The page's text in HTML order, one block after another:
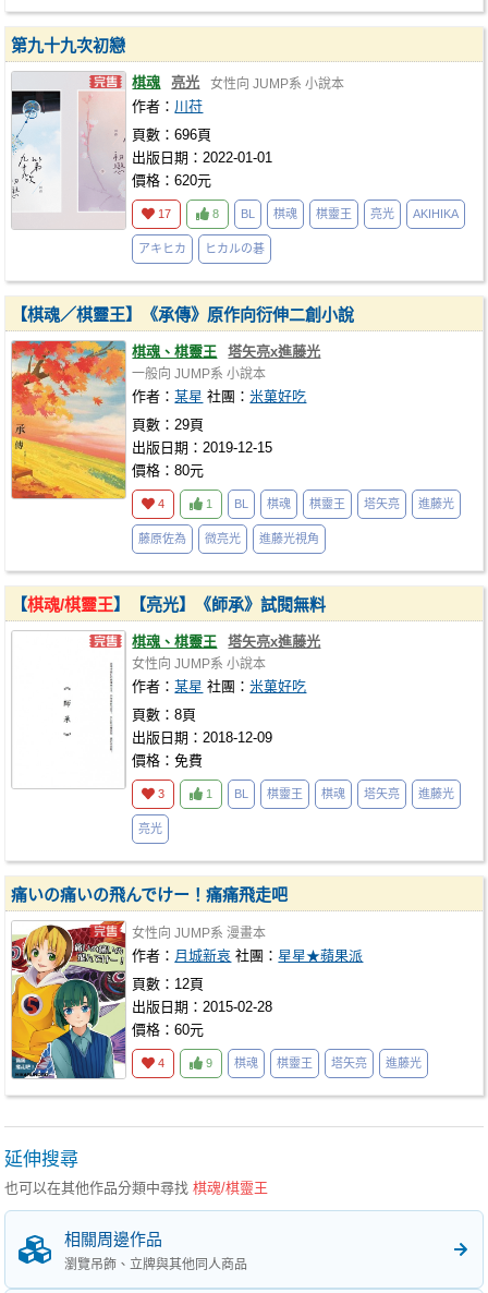
第九十九次初戀
棋魂 亮光 女性向 JUMP系 小說本
作者： 川苻
頁數：696頁
出版日期：2022-01-01
價格：620元
17 8 BL 棋魂 棋靈王 亮光 AKIHIKA
アキヒカ ヒカルの碁
【棋魂／棋靈王】《承傳》原作向衍伸二創小說
棋魂、棋靈王 塔矢亮x進藤光
一般向 JUMP系 小說本
作者：某星 社團：米菓好吃
頁數：29頁
出版日期：2019-12-15
價格：80元
4 1 BL 棋魂 棋靈王 塔矢亮 進藤光
藤原佐為 微亮光 進藤光視角
【棋魂/棋靈王】【亮光】《師承》試閱無料
棋魂、棋靈王 塔矢亮x進藤光
女性向 JUMP系 小說本
作者：某星 社團：米菓好吃
頁數：8頁
出版日期：2018-12-09
價格：免費
3 1 BL 棋靈王 棋魂 塔矢亮 進藤光
亮光
痛いの痛いの飛んでけー！痛痛飛走吧
女性向 JUMP系 漫畫本
作者： 月城新哀 社團：星星★蘋果派
頁數：12頁
出版日期：2015-02-28
價格：60元
4 9 棋魂 棋靈王 塔矢亮 進藤光
延伸搜尋
也可以在其他作品分類中尋找棋魂/棋靈王
相關周邊作品
瀏覽吊飾、立牌與其他同人商品